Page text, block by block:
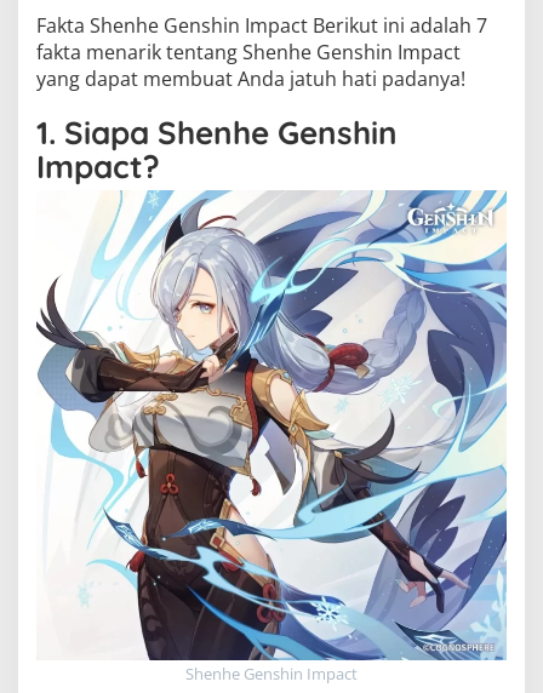
Fakta Shenhe Genshin Impact Berikut ini adalah 7
fakta menarik tentang Shenhe Genshin Impact
yang dapat membuat Anda jatuh hati padanya!
1. Siapa Shenhe Genshin
Impact?
Shenhe Genshin Impact